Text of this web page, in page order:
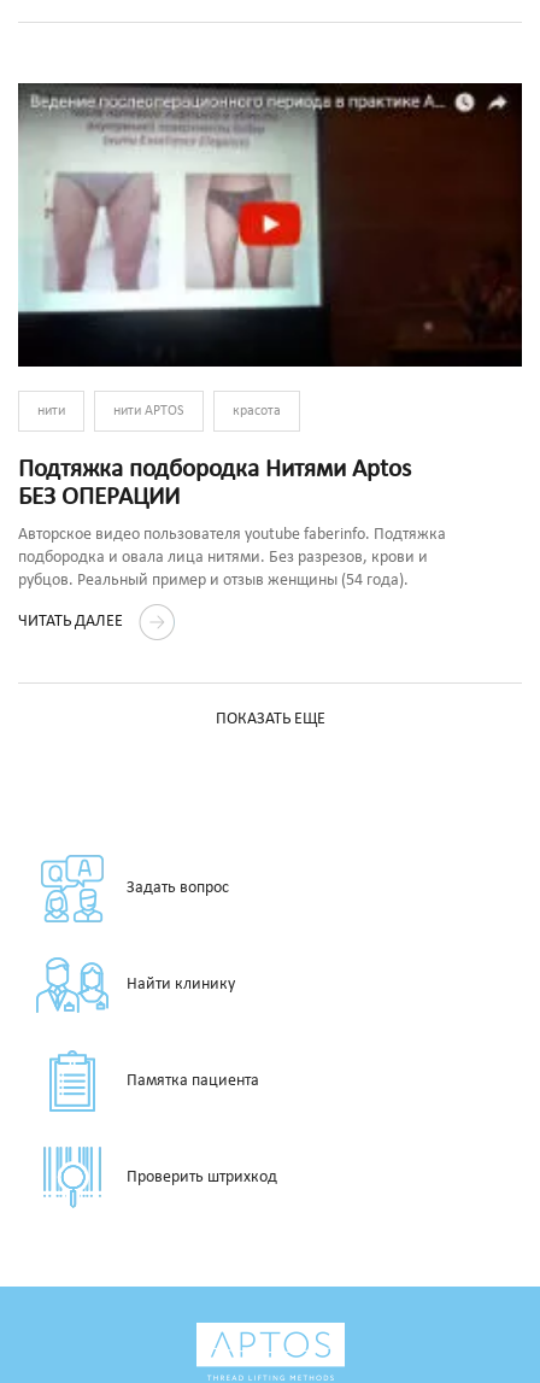
нити нити APTOS красота
Подтяжка подбородка Нитями Aptos
БЕЗ ОПЕРАЦИИ
Авторское видео пользователя youtube faberinfo. Подтяжка
подбородка и овала лица нитями. Без разрезов, крови и
рубцов. Реальный пример и отзыв женщины (54 года).
ЧИТАТЬ ДАЛЕЕ
ПОКАЗАТЬ ЕЩЕ
Задать вопрос
Найти клинику
Памятка пациента
Проверить штрихкод